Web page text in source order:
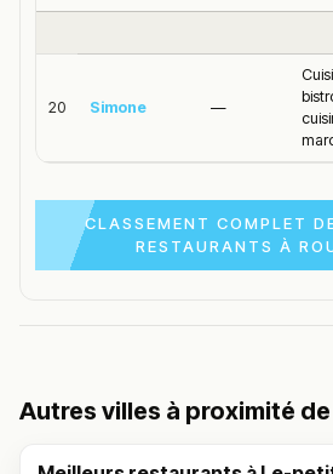
20 Simone —
CLASSEMENT COMPLET
RESTAURANTS À
Autres villes à proximité